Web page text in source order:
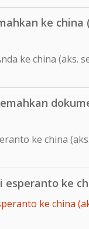
ke
ke china
ke china
ke
ke china